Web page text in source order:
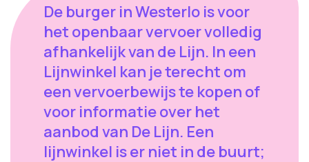
De burger in Westerlo is voor
het openbaar vervoer volledig
afhankelijk van de Lijn. In een
Lijnwinkel kan je terecht om
een vervoerbewijs te kopen of
voor informatie over het
aanbod van De Lijn. Een
lijnwinkel is er niet in de buurt;